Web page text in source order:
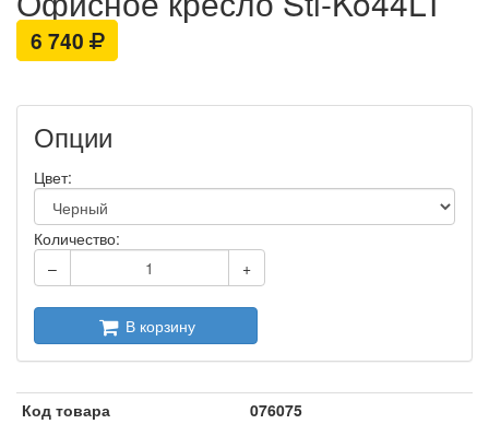
6 740
Опции
Цвет:
Количество:
–
+
В корзину
Код товара
076075